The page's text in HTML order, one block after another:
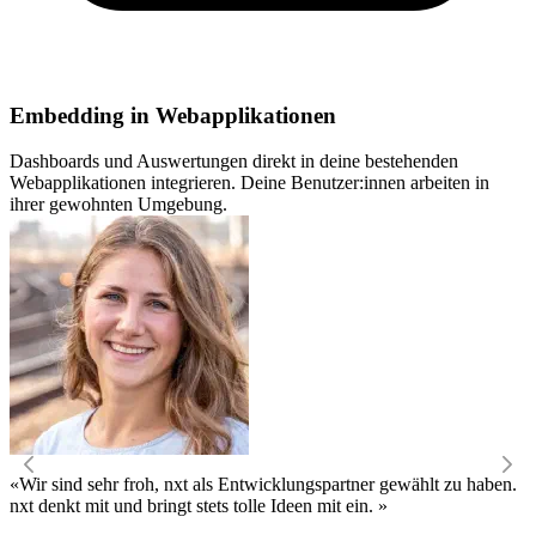
Embedding in Webapplikationen
Dashboards und Auswertungen direkt in deine bestehenden
Webapplikationen integrieren. Deine Benutzer:innen arbeiten in
ihrer gewohnten Umgebung.
«Wir sind sehr froh, nxt als Entwicklungspartner gewählt zu haben.
nxt denkt mit und bringt stets tolle Ideen mit ein. »